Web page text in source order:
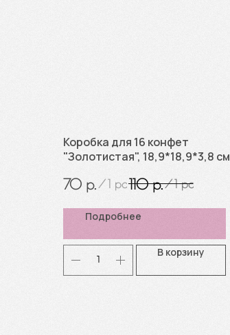
Коробка для 16 конфет
"Золотистая", 18,9*18,9*3,8 см
70 р. /1 pc110 р./1 pc
Подробнее
В корзину